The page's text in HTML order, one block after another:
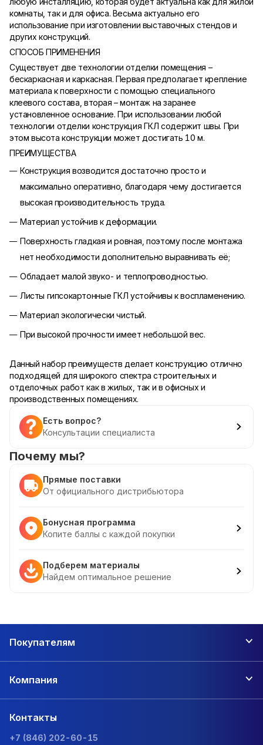
комнаты, так и для офиса. Весьма актуально его
использование при изготовлении выставочных стендов и
других конструкций.
СПОСОБ ПРИМЕНЕНИЯ
Существует две технологии отделки помещения –
бескаркасная и каркасная. Первая предполагает крепление
материала к поверхности с помощью специального
клеевого состава, вторая – монтаж на заранее
установленное основание. При использовании любой
технологии отделки конструкция ГКЛ содержит швы. При
этом высота конструкции может достигать 10 м.
ПРЕИМУЩЕСТВА
Конструкция возводится достаточно просто и
максимально оперативно, благодаря чему достигается
высокая производительность труда.
Материал устойчив к деформации.
Поверхность гладкая и ровная, поэтому после монтажа
нет необходимости дополнительно выравнивать её;
Обладает малой звуко- и теплопроводностью.
Листы гипсокартонные ГКЛ устойчивы к воспламенению.
Материал экологически чистый.
При высокой прочности имеет небольшой вес.
Данный набор преимуществ делает конструкцию отлично
подходящей для широкого спектра строительных и
отделочных работ как в жилых, так и в офисных и
производственных помещениях.
Есть вопрос?
Консультации специалиста
Почему мы?
Прямые поставки
От официального дистрибьютора
Бонусная программа
Копите баллы с каждой покупки
Подберем материалы
Найдем оптимальное решение
Покупателям
Компания
Контакты
+7 (846) 202-60-15